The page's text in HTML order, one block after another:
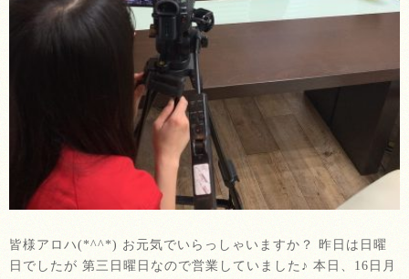
皆様アロハ(*^^*) お元気でいらっしゃいますか？ 昨日は日曜
日でしたが 第三日曜日なので営業していました♪ 本日、16日月